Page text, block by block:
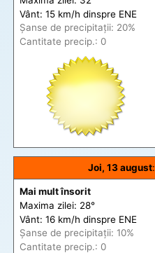
Vânt: 15 km/h dinspre ENE
Șanse de precipitații: 20%
Cantitate precip.: 0
Joi, 13 august:
Mai mult însorit
Maxima zilei: 28°
Vânt: 16 km/h dinspre ENE
Șanse de precipitații: 10%
Cantitate precip.: 0